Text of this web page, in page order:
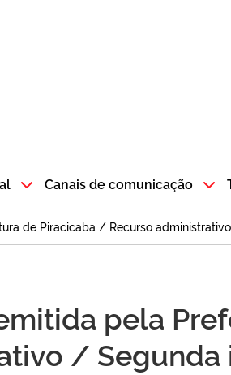
do Poupatempo SP GOV BR direciona
Canais de comunicação
de Piracicaba / Recurso
pela
/ Segunda